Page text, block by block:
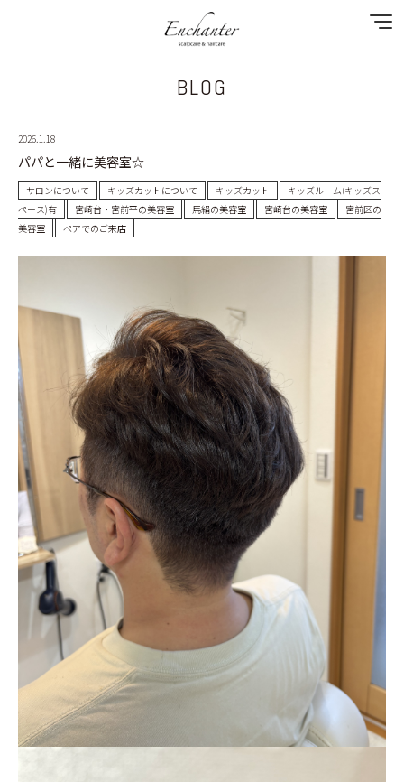
SPECIAL MENU
MENU
SHOP&STAFF
GALLERY
BLOG
BLOG
2026.1.18
パパと一緒に美容室☆
サロンについて キッズカットについて キッズカット
キッズルーム(キッズス
ペース)有
宮崎台・宮前平の美容室 馬絹の美容室 宮崎台の美容室
宮前区の
美容室
ペアでのご来店